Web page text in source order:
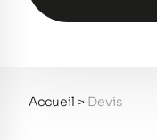
Accueil > Devis